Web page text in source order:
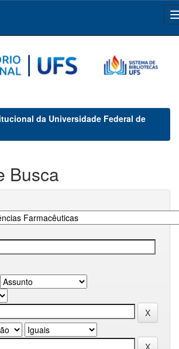
da Universidade Federal de
Busca